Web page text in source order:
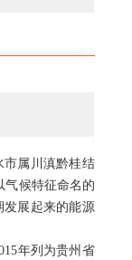
市属川滇黔桂结
气候特征命名的
发展起来的能源
年列为贵州省